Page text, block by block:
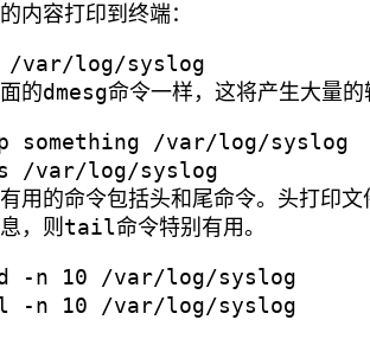
内容打印到终端：
/var/log/syslog
的dmesg命令一样，这将产生大量
something /var/log/syslog
/var/log/syslog
用的命令包括头和尾命令。头打印
，则tail命令特别有用。
-n 10 /var/log/syslog
-n 10 /var/log/syslog